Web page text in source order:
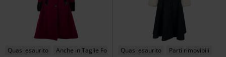
Quasi esaurito
Anche in Taglie Forti
Quasi esaurito Parti rimovibili